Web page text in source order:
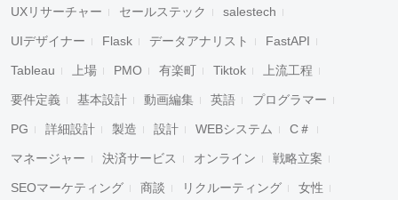
UXリサーチャー セールステック salestech
UIデザイナー Flask データアナリスト FastAPI
Tableau 上場 PMO 有楽町 Tiktok 上流工程
要件定義 基本設計 動画編集 英語 プログラマー
PG 詳細設計 製造 設計 WEBシステム C＃
マネージャー 決済サービス オンライン 戦略立案
SEOマーケティング 商談 リクルーティング 女性